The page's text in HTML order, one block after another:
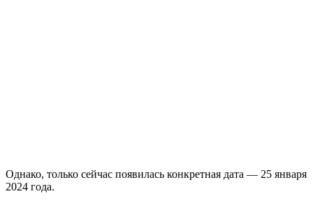
Однако, только сейчас появилась конкретная дата — 25 января
2024 года.